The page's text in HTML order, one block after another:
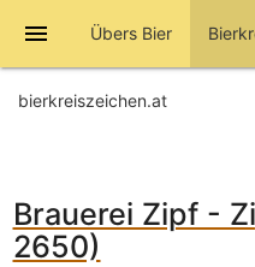
menu Übers Bier
bierkreiszeichen.at
Brauerei Zipf -
2650)